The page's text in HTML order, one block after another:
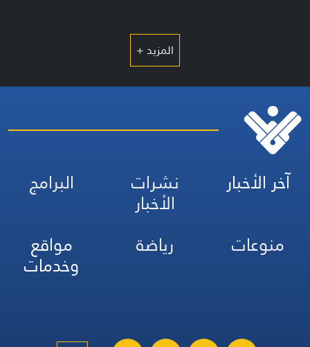
المزيد +
آخر الأخبار نشرات
الأخبار
البرامج
منوعات
رياضة مواقع
وخدمات